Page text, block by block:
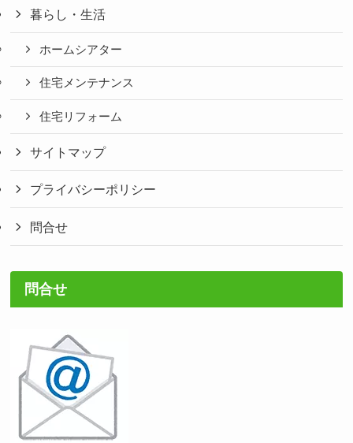
暮らし・生活
ホームシアター
住宅メンテナンス
住宅リフォーム
サイトマップ
プライバシーポリシー
問合せ
問合せ